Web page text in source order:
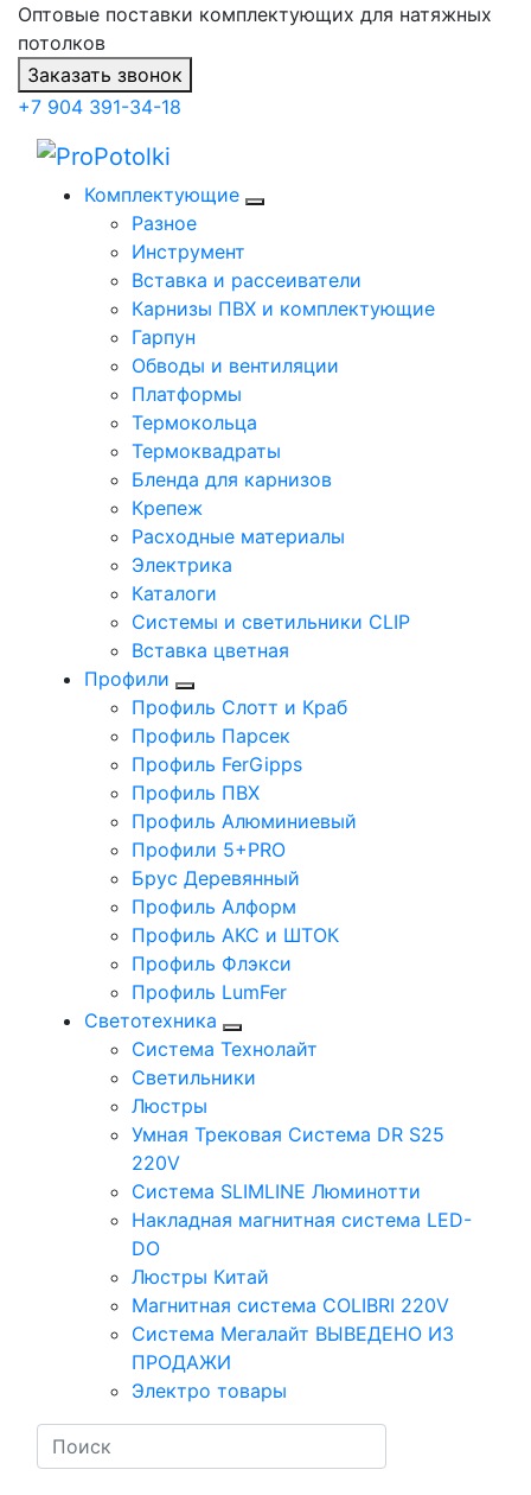
Оптовые поставки комплектующих для натяжных
потолков
Заказать звонок
+7 904 391-34-18
Комплектующие
Разное
Инструмент
Вставка и рассеиватели
Карнизы ПВХ и комплектующие
Гарпун
Обводы и вентиляции
Платформы
Термокольца
Термоквадраты
Бленда для карнизов
Крепеж
Расходные материалы
Электрика
Каталоги
Системы и светильники CLIP
Вставка цветная
Профили
Профиль Слотт и Краб
Профиль Парсек
Профиль FerGipps
Профиль ПВХ
Профиль Алюминиевый
Профили 5+PRO
Брус Деревянный
Профиль Алформ
Профиль АКС и ШТОК
Профиль Флэкси
Профиль LumFer
Светотехника
Система Технолайт
Светильники
Люстры
Умная Трековая Система DR S25
220V
Система SLIMLINE Люминотти
Накладная магнитная система LED-
DO
Люстры Китай
Магнитная система COLIBRI 220V
Система Мегалайт ВЫВЕДЕНО ИЗ
ПРОДАЖИ
Электро товары